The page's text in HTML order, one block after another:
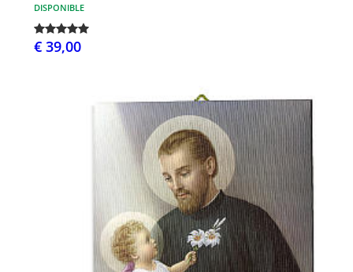
DISPONIBLE
€ 39,00